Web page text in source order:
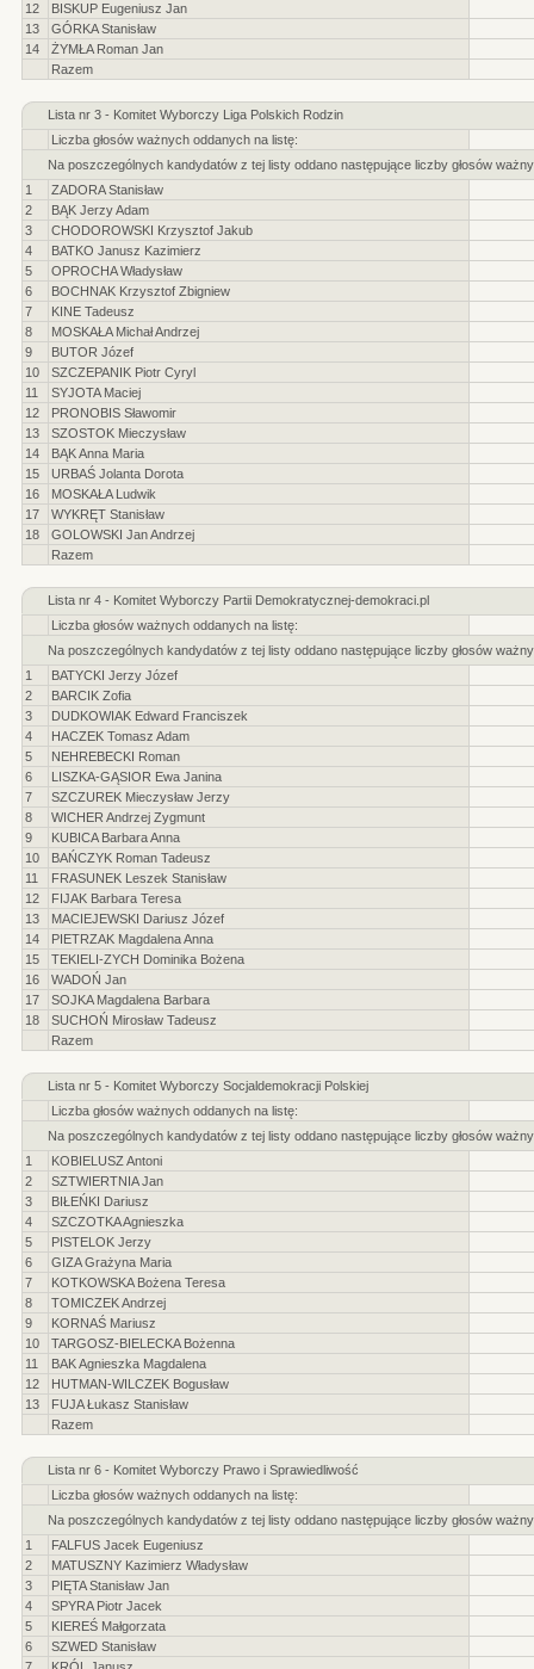
12
BISKUP Eugeniusz Jan
13
GÓRKA Stanisław
14
ŻYMŁA Roman Jan
Razem
Lista nr 3 - Komitet Wyborczy Liga Polskich Rodzin
Liczba głosów ważnych oddanych na listę:
Na poszczególnych kandydatów z tej listy oddano następujące liczby głosów
1
ZADORA Stanisław
2
BĄK Jerzy Adam
3
CHODOROWSKI Krzysztof Jakub
4
BATKO Janusz Kazimierz
5
OPROCHA Władysław
6
BOCHNAK Krzysztof Zbigniew
7
KINE Tadeusz
8
MOSKAŁA Michał Andrzej
9
BUTOR Józef
10
SZCZEPANIK Piotr Cyryl
11
SYJOTA Maciej
12
PRONOBIS Sławomir
13
SZOSTOK Mieczysław
14
BĄK Anna Maria
15
URBAŚ Jolanta Dorota
16
MOSKAŁA Ludwik
17
WYKRĘT Stanisław
18
GOLOWSKI Jan Andrzej
Razem
Lista nr 4 - Komitet Wyborczy Partii Demokratycznej-demokraci.pl
Liczba głosów ważnych oddanych na listę:
Na poszczególnych kandydatów z tej listy oddano następujące liczby głosów
1
BATYCKI Jerzy Józef
2
BARCIK Zofia
3
DUDKOWIAK Edward Franciszek
4
HACZEK Tomasz Adam
5
NEHREBECKI Roman
6
LISZKA-GĄSIOR Ewa Janina
7
SZCZUREK Mieczysław Jerzy
8
WICHER Andrzej Zygmunt
9
KUBICA Barbara Anna
10
BAŃCZYK Roman Tadeusz
11
FRASUNEK Leszek Stanisław
12
FIJAK Barbara Teresa
13
MACIEJEWSKI Dariusz Józef
14
PIETRZAK Magdalena Anna
15
TEKIELI-ZYCH Dominika Bożena
16
WADOŃ Jan
17
SOJKA Magdalena Barbara
18
SUCHOŃ Mirosław Tadeusz
Razem
Lista nr 5 - Komitet Wyborczy Socjaldemokracji Polskiej
Liczba głosów ważnych oddanych na listę:
Na poszczególnych kandydatów z tej listy oddano następujące liczby głosów
1
KOBIELUSZ Antoni
2
SZTWIERTNIA Jan
3
BIŁEŃKI Dariusz
4
SZCZOTKA Agnieszka
5
PISTELOK Jerzy
6
GIZA Grażyna Maria
7
KOTKOWSKA Bożena Teresa
8
TOMICZEK Andrzej
9
KORNAŚ Mariusz
10
TARGOSZ-BIELECKA Bożenna
11
BAK Agnieszka Magdalena
12
HUTMAN-WILCZEK Bogusław
13
FUJA Łukasz Stanisław
Razem
Lista nr 6 - Komitet Wyborczy Prawo i Sprawiedliwość
Liczba głosów ważnych oddanych na listę:
Na poszczególnych kandydatów z tej listy oddano następujące liczby głosów
1
FALFUS Jacek Eugeniusz
2
MATUSZNY Kazimierz Władysław
3
PIĘTA Stanisław Jan
4
SPYRA Piotr Jacek
5
KIEREŚ Małgorzata
6
SZWED Stanisław